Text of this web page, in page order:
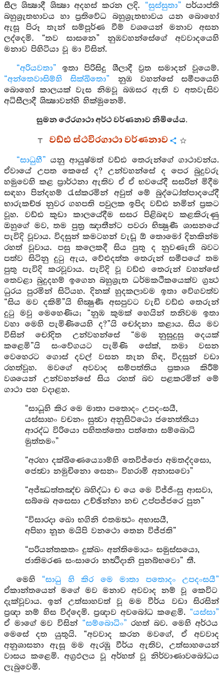
සීල ශික්‍ෂාදී ශික්‍ෂා අදහස් කරන ලදි. “සුස්සුතා” පර්යාප්ති
බහුශ්‍රැතභාවය හා ප්‍රතිවේධ බහුශ්‍රැතභාවය යන බොහෝ
ඇසූ පිරූ තැන් සම්පූර්ණ වීම් වශයෙන් මනාව අසන
ලද්දෙමි. “තව සාසනෙ” නුඹවහන්සේගේ අවවාදයෙහි
මනාව පිහිටියා වූ මා විසින්.
“අරියවතා” ඉතා පිරිසිදු ශීලාදී ව්‍රත සමාදන් වූයෙම්.
“අන්තෙවාසිම්හි සික්ඛිතො” නුඹ වහන්සේ සමීපයෙහි
බොහෝ කාලයක් වැස නිමවූ බඹසර ඇති ව අතවැසිව
අධිසීලාදී ශික්‍ෂාවන්හි හික්මුනෙමි.
සුමන ථේරගාථා අර්ථ වර්ණනාව නිමියේය.
වඩ්ඪ ස්ථවිරගාථා වර්ණනාව
“සාධුහී” යනු ආයුෂ්මත් වඩ්ඪ තෙරුන්ගේ ගාථාවන්ය.
ඒවායේ උපත කෙසේ ද? උන්වහන්සේ ද පෙර බුදුවරු
හමුවෙහි කළ ප්‍රාර්ථනා ඇතිව ඒ ඒ භවයේදී සසරින් මිදීම
සඳහා පින්දහම් රැස්කරමින් අවුත් මේ බුද්ධෝත්පාදයේදී
භාරුකච්ඡ නුවර ගහපති පවුලක ඉපිද වඩ්ඪ නමින් ප්‍රකට
වූහ. වඩ්ඪ කුඩා කාලයේදීම සසර පිළිබඳව කළකිරුණු
ඔහුගේ මව, තම පුත්‍ර ඤාතීන්ට පවරා භික්‍ෂුණී ශාසනයේ
පැවිදි වූවාය. විදසුන් කමටහන් වැඩූ ඕ තොමෝ දිනකින්ම
රහත් වූවාය. පසු කලෙකදී සිය පුතු ද නුවණැති බවට
පත්ව සිටිනු දුටු ඇය, වේළුදත්ත තෙරුන් සමීපයේ තම
පුතු පැවිදි කරවූවාය. පැවිදි වූ වඩ්ඪ තෙරුන් වහන්සේ
තෙවළා බුදුදහම් ඉගෙන බහුශ්‍රැත ධර්මකථිකයෙක්ව ග්‍රන්‍ථ
ධුරය පුරමින් සිටියහ. දිනක් හුදකලාවම ඉතා වේගවත්ව
“සිය මව දකිමි”යි භික්‍ෂුණී අසපුවට වැඩි වඩ්ඪ තෙරුන්
දුටු මවු මෙහෙණිය; “නුඹ කුමක් හෙයින් තනිවම ඉතා
වහා මෙහි පැමිණියෙහි ද?”යි චෝදනා කළාය. සිය මව
විසින් චෝදිත උන්වහන්සේ “මම නුසුදුසු දෙයක්
කළෙමි”යි සංවේගයට පැමිණි සේක්, තමා වසන
වෙහෙරට ගොස් දවල් වසන තැන හිඳ, විදසුන් වඩා
රහත්වූහ. මවගේ අවවාද සම්පත්තිය ප්‍රකාශ කිරීම්
වශයෙන් උන්වහන්සේ සිය රහත් බව පළකරමින් මේ
ගාථා පහ වදාළහ.
“සාධූහි කිර මෙ මාතා පතොදං උපදංසයී,
යස්සාහං වචනං සුත්‍වා අනුසිට්ඨො ජනෙත්තියා
ආරද්ධ විරියො පහිතත්තො පත්තො සම්බොධි
මුත්තමං”
“අරහා දක්ඛිණෙය්‍යොම්හි තෙවිජ්ජො අමතද්දසො,
ජෙත්‍වා නමුචිනො සෙනං විහරාමි අනාසවො”
“අජ්ඣත්තඤ්ච බහිද්ධා ච යෙ මෙ විජ්ජිංසු ආසවා,
සබ්බෙ අසෙසා උච්ඡින්නා නච උප්පජ්ජරෙ පුන”
“විසාරදා ඛො භගිනි එතමත්‍ථං අභාසයී,
අපිහා නූන මයිපි වනථො තෙන විජ්ජති”
“පරියන්තකතං දුක්ඛං අන්තිමොයං සමුස්සයො,
ජාතිමරණ සංසාරො නත්‍ථිදානි පුනබ්භවො” තී.
මෙහි “සාධු හි කිර මෙ මාතා පතොදං උපදංසයී”
ඒකාන්තයෙන් මගේ මව මනාව අවවාද නම් වූ කෙවිට
දැක්වූවාය. ඉන් උත්සාහවත් වූ මම වීර්ය වඩා සිරසින්
ප්‍රඥා නම් හිස විද්දෙමි. ප්‍රඥාව අවබෝධ කළෙමි. “යස්සා”
ඒ මාගේ මව විසින් “සම්බොධිං” රහත් බව. මෙහි අර්ථය
මෙසේ දත යුතුයි. “අවවාද කරන මවගේ, ඒ අවවාද
අනුශාසනා ඇසූ මම ඇරඹූ වීර්ය ඇතිව, උත්සාහයෙන්
වාසය කළෙමි. අග්‍රඵලය වූ අර්හත් වූ නිර්වාණාවබෝධය
ලැබුවෙමි.